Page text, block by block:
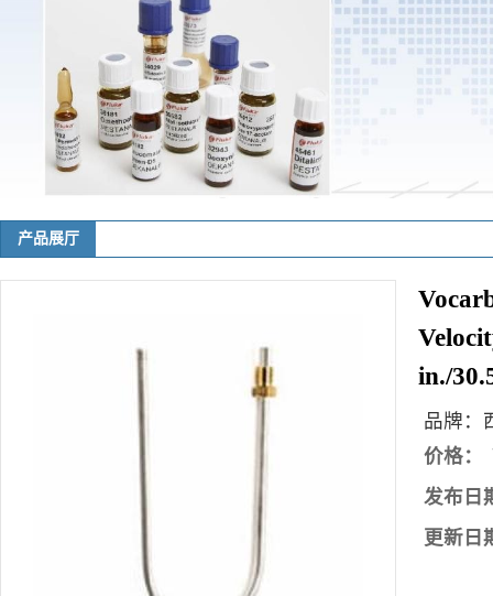
产品展厅
in./
品牌：
价格：
发布日
更新日